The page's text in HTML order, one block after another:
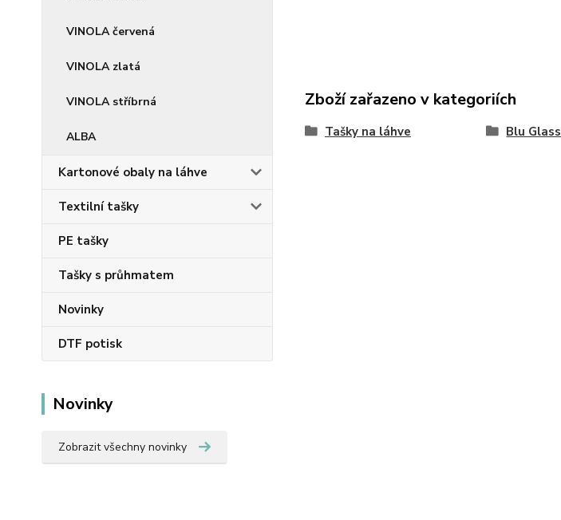
VINOLA červená
VINOLA zlatá
VINOLA stříbrná
ALBA
Kartonové obaly na láhve
Textilní tašky
PE tašky
Tašky s průhmatem
Novinky
DTF potisk
Novinky
Zobrazit všechny novinky
Zboží zařazeno v kategoriích
Tašky na láhve Blu Glass